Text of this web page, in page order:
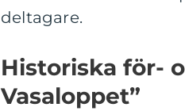
deltagare.
Historiska för-
Vasaloppet”